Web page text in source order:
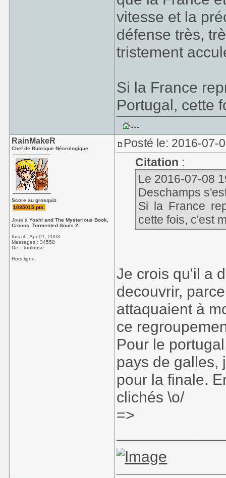
vitesse et la
défense très,
tristement
Si la France
Portugal, cette
RainMakeR
Chef de Rubrique Nécrologique
Score au grosquiz
1035015 pts.
Joue àYoshi and The Mysterious Book,
Cronos, Tormented Souls 2
Inscrit : Apr 01, 2003
Messages : 34558
De : Toulouse
Hors ligne
Posté le: 2016-07-
Citation :
Le 2016-07-08
Deschamps
Si la France
cette fois, c'est
Je crois qu'il a
decouvrir,
attaquaient à
ce
Pour le
pays de galles,
pour la finale.
clichés \o/
=>